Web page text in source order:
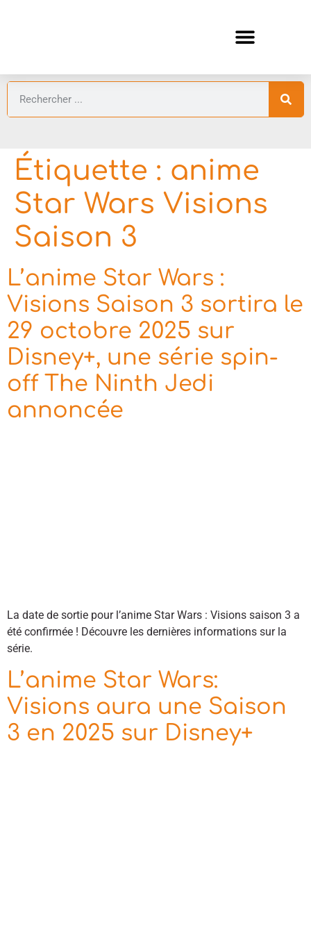
Étiquette : anime
Star Wars Visions
Saison 3
L’anime Star Wars :
Visions Saison 3 sortira le
29 octobre 2025 sur
Disney+, une série spin-
off The Ninth Jedi
annoncée
La date de sortie pour l’anime Star Wars : Visions saison 3 a
été confirmée ! Découvre les dernières informations sur la
série.
L’anime Star Wars:
Visions aura une Saison
3 en 2025 sur Disney+